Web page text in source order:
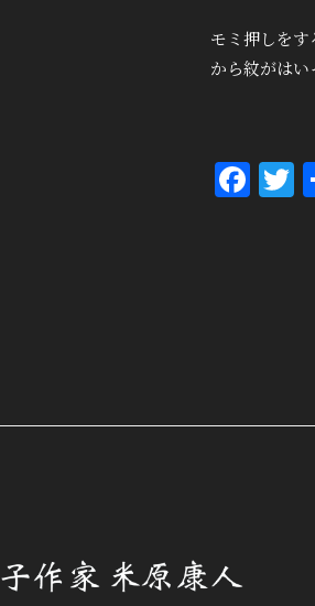
モミ押しを
から紋がはい
Fa